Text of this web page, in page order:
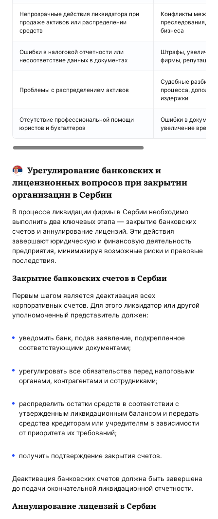
Непрозрачные действия ликвидатора при
продаже активов или распределении
средств
Конфликты между
преследования,
бизнеса
Ошибки в налоговой отчетности или
несоответствие данных в документах
Штрафы,
фирмы,
Проблемы с распределением активов
Судебные
процесса,
издержки
Отсутствие профессиональной помощи
юристов и бухгалтеров
Ошибки в
увеличение
Урегулирование банковских и
лицензионных вопросов при закрытии
организации в Сербии
В процессе ликвидации фирмы в Сербии необходимо
выполнить два ключевых этапа — закрытие банковских
счетов и аннулирование лицензий. Эти действия
завершают юридическую и финансовую деятельность
предприятия, минимизируя возможные риски и правовые
последствия.
Закрытие банковских счетов в Сербии
Первым шагом является деактивация всех
корпоративных счетов. Для этого ликвидатор или другой
уполномоченный представитель должен:
уведомить банк, подав заявление, подкрепленное
соответствующими документами;
урегулировать все обязательства перед налоговыми
органами, контрагентами и сотрудниками;
распределить остатки средств в соответствии с
утвержденным ликвидационным балансом и передать
средства кредиторам или учредителям в зависимости
от приоритета их требований;
получить подтверждение закрытия счетов.
Деактивация банковских счетов должна быть завершена
до подачи окончательной ликвидационной отчетности.
Аннулирование лицензий в Сербии